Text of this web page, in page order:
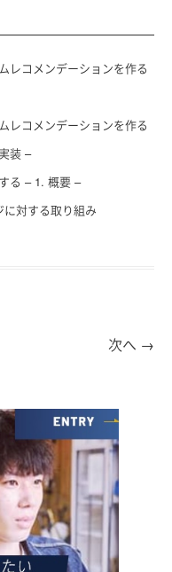
レコメンデーションを作る
レコメンデーションを作る
装 –
る – 1. 概要 –
対する取り組み
次へ →